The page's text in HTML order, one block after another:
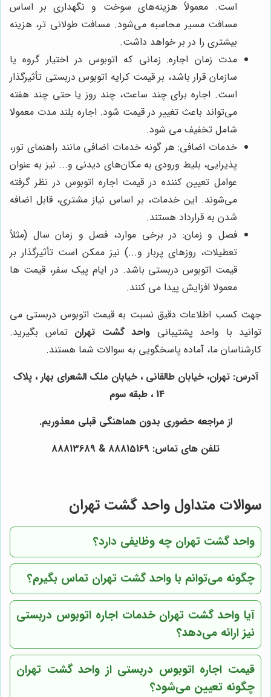
است. معمولاً هزینه‌های سوخت و نگهداری بر اساس
مسافت مسیر محاسبه می‌شود. مسافت طولانی تر، هزینه
بیشتری را در بر خواهد داشت.
مدت زمان اجاره: زمانی که اتوبوس در اختیار گروه یا
سازمان قرار باشد، بر قیمت کرایه اتوبوس دربستی تأثیرگذار
است. اجاره برای چند ساعت، چند روز یا حتی چند هفته
می‌تواند باعث تغییر در قیمت شود. اجاره بلند مدت معمولا
شامل تخفیف می شود.
خدمات اضافی: هر گونه خدمات اضافی مانند راهنمای تور،
پذیرایی، بلیط ورودی به مکان‌های دیدنی و... نیز به عنوان
عوامل تعیین کننده در قیمت اجاره اتوبوس در نظر گرفته
می‌شوند. این خدمات، بر اساس نیاز مشتری، قابل اضافه
شدن به قرارداد هستند.
فصل و زمان: در برخی موارد، فصل و زمان سال (مثلاً
تعطیلات، روز‌های پربار و...) نیز ممکن است تأثیرگذار بر
قیمت اتوبوس دربستی باشد. در ایام پیک سفر، قیمت ها
معمولا افزایش پیدا می کنند.
جهت کسب اطلاعات دقیق نسبت به قیمت اتوبوس دربستی می
توانید با واحد پشتیبانی واحد گشت تهران تماس بگیرید.
کارشناسان ما، آماده پاسخگویی به سوالات شما هستند.
آدرس: تهران، خیابان طالقانی ، خیابان ملک الشعرای بهار ، پلاک
14 ، طبقه سوم
از مراجعه حضوری بدون هماهنگی قبلی معذوریم.
تلفن های تماس: 88815169 & 88813689
سوالات متداول واحد گشت تهران
واحد گشت تهران چه وظایفی دارد؟
چگونه می‌توانم با واحد گشت تهران تماس بگیرم؟
آیا واحد گشت تهران خدمات اجاره اتوبوس دربستی
نیز ارائه می‌دهد؟
قیمت اجاره اتوبوس دربستی از واحد گشت تهران
چگونه تعیین می‌شود؟